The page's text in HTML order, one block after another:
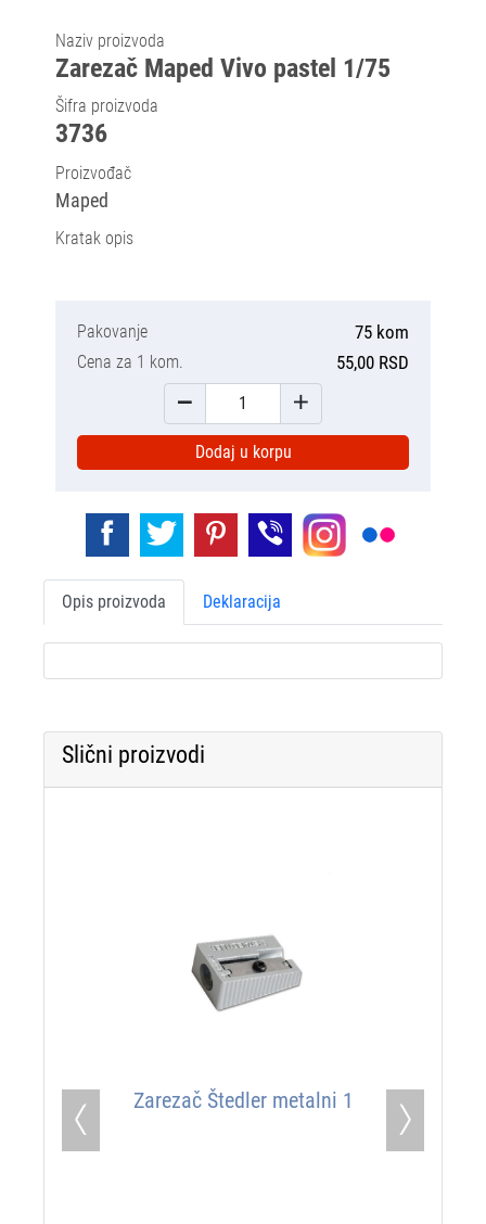
Naziv proizvoda
Zarezač Maped Vivo pastel 1/75
Šifra proizvoda
3736
Proizvođač
Maped
Kratak opis
Pakovanje 75 kom
Cena za 1 kom. 55,00 RSD
Dodaj u korpu
Opis proizvoda Deklaracija
Slični proizvodi
Zarezač Štedler metalni 1
Previous Next